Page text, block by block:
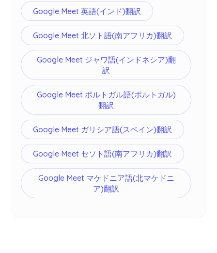
Google Meet 英語(インド)翻訳
Google Meet 北ソト語(南アフリカ)翻訳
Google Meet ジャワ語(インドネシア)翻
訳
Google Meet ポルトガル語(ポルトガル)
翻訳
Google Meet ガリシア語(スペイン)翻訳
Google Meet セソト語(南アフリカ)翻訳
Google Meet マケドニア語(北マケドニ
ア)翻訳